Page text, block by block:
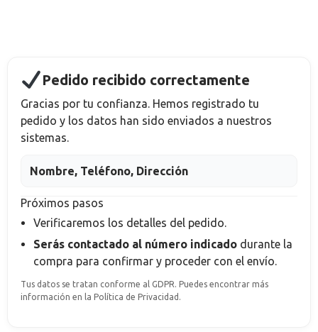
Pedido recibido correctamente
Gracias por tu confianza. Hemos registrado tu
pedido y los datos han sido enviados a nuestros
sistemas.
Nombre, Teléfono, Dirección
Próximos pasos
Verificaremos los detalles del pedido.
Serás contactado al número indicado durante la
compra para confirmar y proceder con el envío.
Tus datos se tratan conforme al GDPR. Puedes encontrar más
información en la Política de Privacidad.